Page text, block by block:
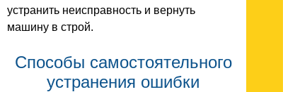
устранить неисправность и вернуть
машину в строй.
Способы самостоятельного
устранения ошибки